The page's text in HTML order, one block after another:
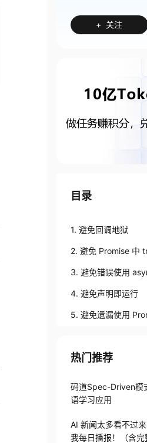
+ 关注
目录
1. 避免回调地狱
2. 避免 Promise 中
3. 避免错误使用
4. 避免声明即运行
5. 避免遗漏使用
热门推荐
码道Spec-Driven模
语学习应用
AI 新闻太多看不过
我每日播报！（含完